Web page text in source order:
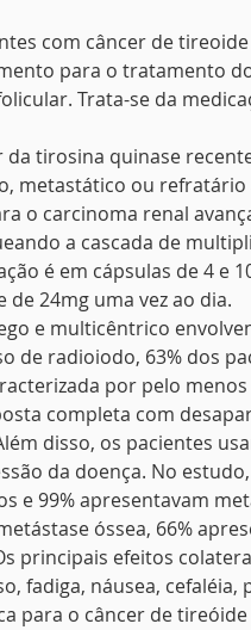
com câncer de
para o tratamento
Trata-se da
tirosina quinase
metastático ou
o carcinoma renal
a cascada de
é em cápsulas de 4 e
24mg uma vez ao dia.
e multicêntrico
de radioiodo, 63% dos
por pelo
completa com
disso, os pacientes
da doença. No
e 99% apresentavam
óssea, 66%
principais efeitos
fadiga, náusea,
para o câncer de tireóide